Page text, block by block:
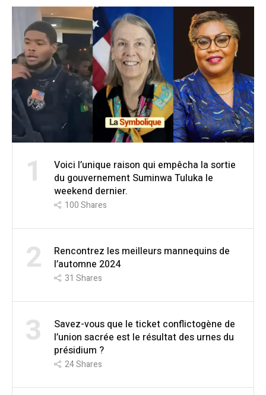
1
Voici l’unique raison qui empêcha la sortie
du gouvernement Suminwa Tuluka le
weekend dernier.
100Shares
2
Rencontrez les meilleurs mannequins de
l’automne 2024
31 Shares
3
Savez-vous que le ticket conflictogène de
l’union sacrée est le résultat des urnes du
présidium ?
24Shares